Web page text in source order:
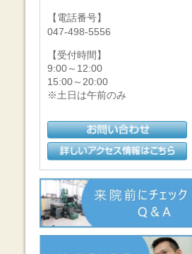
【電話番号】
047-498-5556
【受付時間】
9:00～12:00
15:00～20:00
※土日は午前のみ